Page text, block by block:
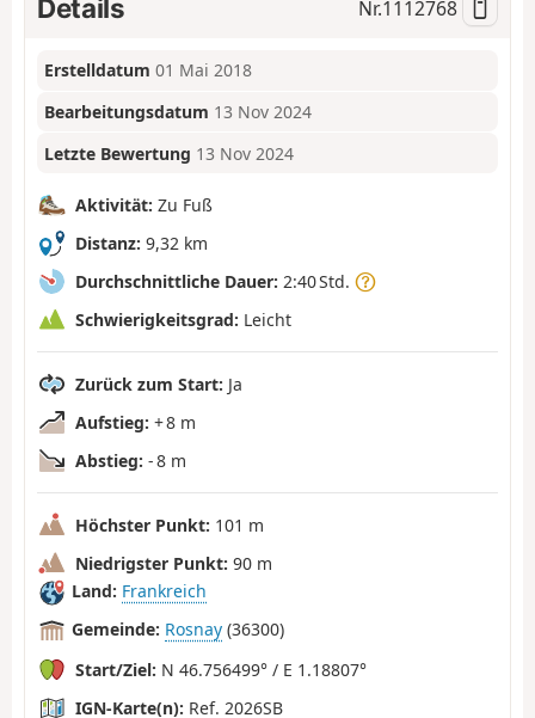
Details Nr.1112768
Erstelldatum 01 Mai 2018
Bearbeitungsdatum 13 Nov 2024
Letzte Bewertung 13 Nov 2024
Aktivität: Zu Fuß
Distanz: 9,32 km
Durchschnittliche Dauer: 2:40 Std.
Schwierigkeitsgrad: Leicht
Zurück zum Start: Ja
Aufstieg: + 8 m
Abstieg: - 8 m
Höchster Punkt: 101 m
Niedrigster Punkt: 90 m
Land: Frankreich
Gemeinde: Rosnay (36300)
Start/Ziel: N 46.756499° / E 1.18807°
IGN-Karte(n): Ref. 2026SB